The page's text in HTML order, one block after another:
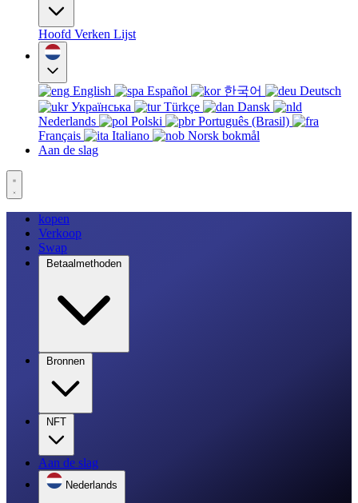
Hoofd Verken Lijst
English Español 한국어
Deutsch
Українська
Türkçe
Dansk
Nederlands
Polski
Português (Brasil)
Français
Italiano
Norsk bokmål
Aan de slag
kopen
Verkoop
Swap
Betaalmethoden
Bronnen
NFT
Aan de slag
Nederlands